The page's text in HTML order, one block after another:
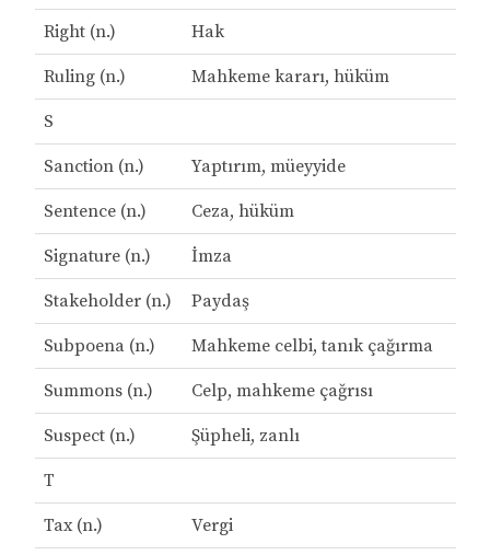
Right (n.) Hak
Ruling (n.) Mahkeme kararı, hüküm
S
Sanction (n.) Yaptırım, müeyyide
Sentence (n.) Ceza, hüküm
Signature (n.) İmza
Stakeholder (n.) Paydaş
Subpoena (n.) Mahkeme celbi, tanık çağırma
Summons (n.) Celp, mahkeme çağrısı
Suspect (n.) Şüpheli, zanlı
T
Tax (n.) Vergi